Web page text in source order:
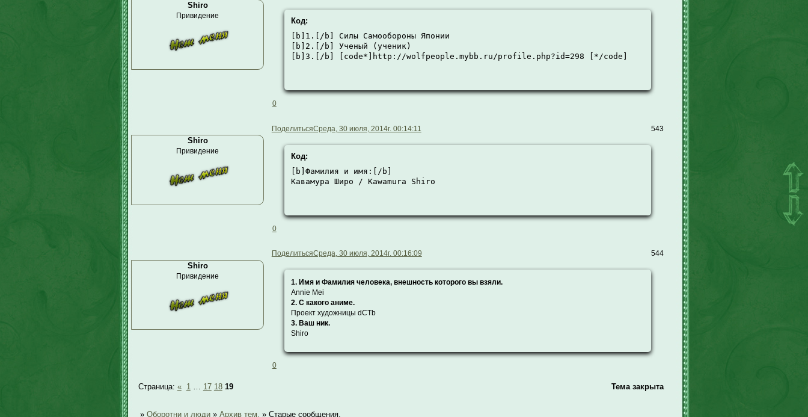
Shiro
Привидение
Код:
[b]1.[/b] Силы Самообороны Японии
[b]2.[/b] Ученый (ученик)
[b]3.[/b] [code*]http://wolfpeople.mybb.ru/profile.php?id=298 [*/code]
0
Поделиться 543
Среда, 30 июля, 2014г. 00:14:11
Shiro
Привидение
Код:
[b]Фамилия и имя:[/b]
Кавамура Широ / Kawamura Shiro
0
Поделиться 544
Среда, 30 июля, 2014г. 00:16:09
Shiro
Привидение
1. Имя и Фамилия человека, внешность которого вы взяли.
Annie Mei
2. С какого аниме.
Проект художницы dCTb
3. Ваш ник.
Shiro
0
Тема закрыта
Страница: « 1 … 17 18 19
» Оборотни и люди » Архив тем. » Старые сообщения.